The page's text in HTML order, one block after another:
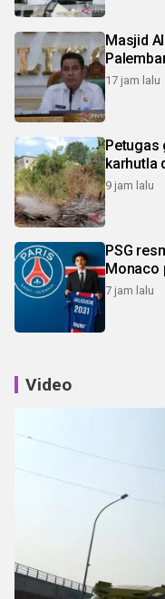
Masjid
17 jam lalu
Petugas
karhutla
9 jam lalu
PSG
Monaco
7 jam lalu
Video